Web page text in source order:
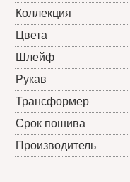
Коллекция
Цвета
Шлейф
Рукав
Трансформер
Срок пошива
Производитель